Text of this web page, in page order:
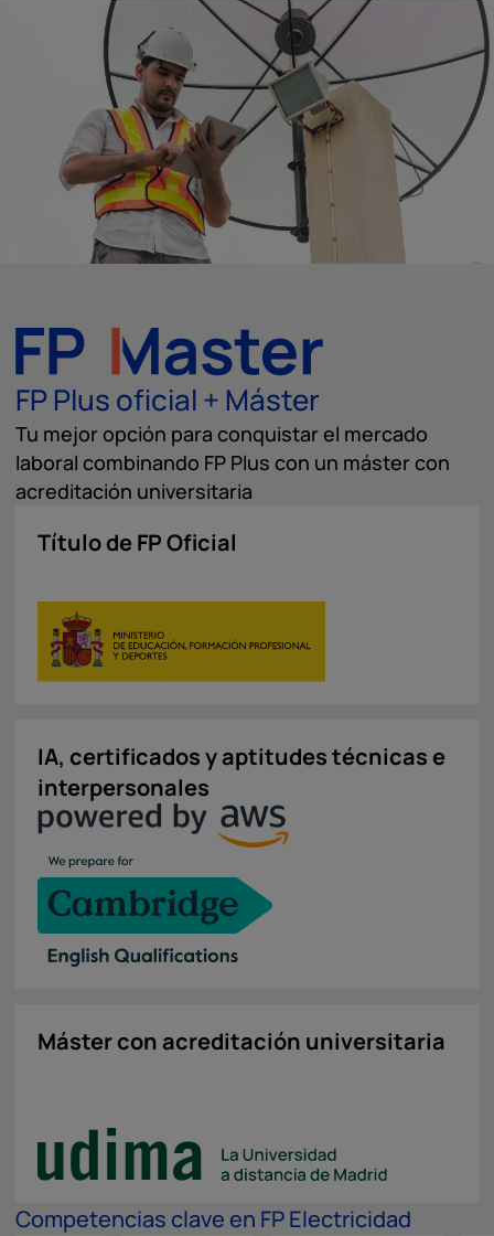
FP Plus oficial + Máster
Tu mejor opción para conquistar el mercado
laboral combinando FP Plus con un máster con
acreditación universitaria
Título de FP Oficial
IA, certificados y aptitudes técnicas e
interpersonales
Máster con acreditación universitaria
Competencias clave en FP Electricidad